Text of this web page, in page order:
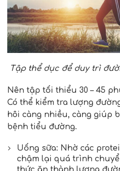
Tập thể dục để duy trì
Nên tập tối thiểu 30 – 45
Có thể kiểm tra lượng
hôi càng nhiều, càng giúp
bệnh tiểu đường.
Uống sữa: Nhờ các
chậm lại quá trình